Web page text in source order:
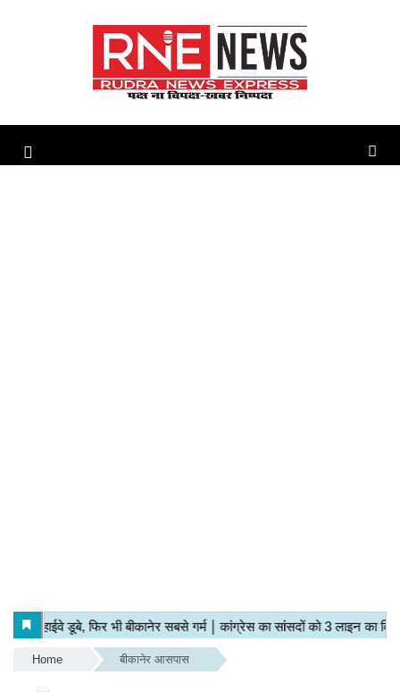
Home बीकानेर आसपास